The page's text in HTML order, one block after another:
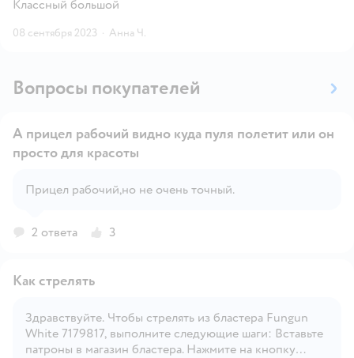
Классный большой
08 сентября 2023 · Анна Ч.
Вопросы покупателей
Открыть вопрос
А прицел рабочий видно куда пуля полетит или он
просто для красоты
Прицел рабочий,но не очень точный.
2 ответа 3
Открыть вопрос
Как стрелять
Здравствуйте. Чтобы стрелять из бластера Fungun
White 7179817, выполните следующие шаги: Вставьте
патроны в магазин бластера. Нажмите на кнопку